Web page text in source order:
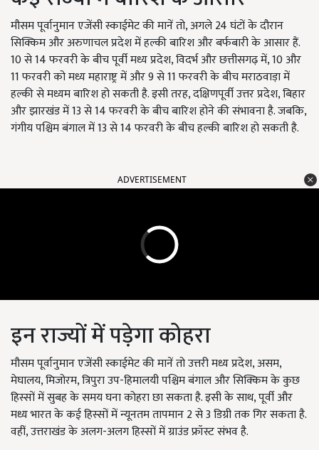
मौसम पूर्वानुमान एजेंसी स्काईमेट की मानें तो, अगले 24 घंटों के दौरान
सिक्किम और अरुणाचल प्रदेश में हल्की बारिश और बर्फबारी के आसार हैं.
10 से 14 फरवरी के बीच पूर्वी मध्य प्रदेश, विदर्भ और छत्तीसगढ़ में, 10 और
11 फरवरी को मध्य महाराष्ट्र में और 9 से 11 फरवरी के बीच मराठवाड़ा में
हल्की से मध्यम बारिश हो सकती है. इसी तरह, दक्षिणपूर्वी उत्तर प्रदेश, बिहार
और झारखंड में 13 से 14 फरवरी के बीच बारिश होने की संभावना है. जबकि,
गंगीय पश्चिम बंगाल में 13 से 14 फरवरी के बीच हल्की बारिश हो सकती है.
ADVERTISEMENT
इन राज्यों में पड़ेगा कोहरा
मौसम पूर्वानुमान एजेंसी स्काईमेट की मानें तो उत्तरी मध्य प्रदेश, असम,
मेघालय, मिजोरम, त्रिपुरा उप-हिमालयी पश्चिम बंगाल और सिक्किम के कुछ
हिस्सों में सुबह के समय घना कोहरा छा सकता है. इसी के साथ, पूर्वी और
मध्य भारत के कई हिस्सों में न्यूनतम तापमान 2 से 3 डिग्री तक गिर सकता है.
वहीं, उत्तराखंड के अलग-अलग हिस्सों में ग्राउंड फ्रॉस्ट संभव है.